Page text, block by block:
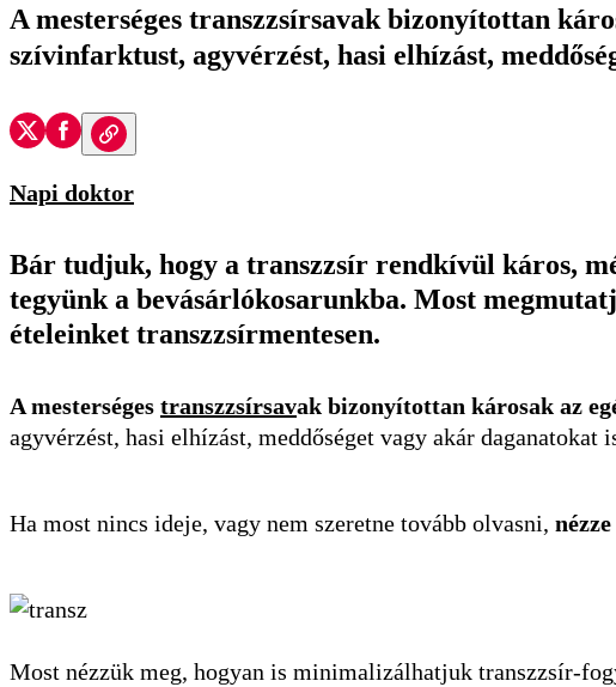
A mesterséges transzzsírsavak bizonyítottan
szívinfarktust, agyvérzést, hasi elhízást,
Napi doktor
Bár tudjuk, hogy a transzzsír rendkívül káros,
tegyünk a bevásárlókosarunkba. Most
ételeinket transzzsírmentesen.
A mesterséges transzzsírsavak bizonyítottan károsak az
agyvérzést, hasi elhízást, meddőséget vagy akár daganatokat
Ha most nincs ideje, vagy nem szeretne tovább olvasni,
Most nézzük meg, hogyan is minimalizálhatjuk transzzsír-